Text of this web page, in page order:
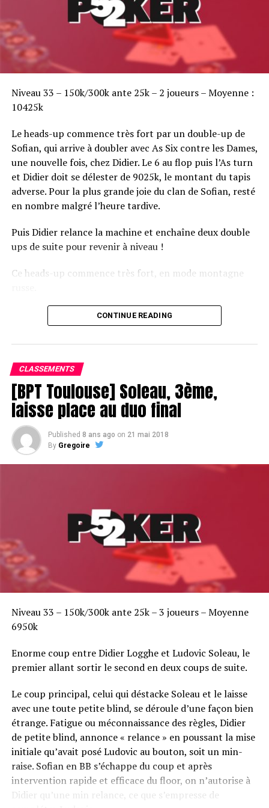
Niveau 33 – 150k/300k ante 25k – 2 joueurs – Moyenne :
10425k
Le heads-up commence très fort par un double-up de
Sofian, qui arrive à doubler avec As Six contre les Dames,
une nouvelle fois, chez Didier. Le 6 au flop puis l’As turn
et Didier doit se délester de 9025k, le montant du tapis
adverse. Pour la plus grande joie du clan de Sofian, resté
en nombre malgré l’heure tardive.
Puis Didier relance la machine et enchaîne deux double
ups de suite pour revenir à niveau !
Ce heads-up commence très fort, en mode montagne
Le champagne va réchauffer si les deux finalistes ne se décident pas !
CONTINUE READING
CLASSEMENTS
[BPT Toulouse] Soleau, 3ème,
laisse place au duo final
Published 8 ans ago on 21 mai 2018
By Gregoire
Niveau 33 – 150k/300k ante 25k – 3 joueurs – Moyenne
6950k
Enorme coup entre Didier Logghe et Ludovic Soleau, le
premier allant sortir le second en deux coups de suite.
Le coup principal, celui qui déstacke Soleau et le laisse
avec une toute petite blind, se déroule d’une façon bien
étrange. Fatigue ou méconnaissance des règles, Didier
de petite blind, annonce « relance » en poussant la mise
initiale qu’avait posé Ludovic au bouton, soit un min-
raise. Sofian en BB s’échappe du coup et après
intervention rapide et efficace du floor, on n’autorise à
Didier qu’une min relance, ce que s’empresse de